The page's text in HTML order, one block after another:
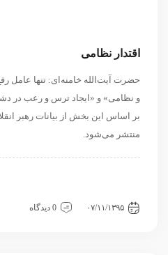
اقتدار نظامی
حضرت آیت‌الله خامنه‌ای: تنها عامل
و نظامی» و «ایجاد ترس و رعب در دشمن»
بر اساس این بخش از بیانات رهبر
منتشر می‌شود.
۰۷/۱۱/۱۳۹۵
0 دیدگاه